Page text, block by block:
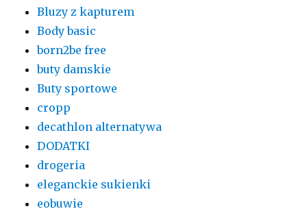
Bluzy z kapturem
Body basic
born2be free
buty damskie
Buty sportowe
cropp
decathlon alternatywa
DODATKI
drogeria
eleganckie sukienki
eobuwie